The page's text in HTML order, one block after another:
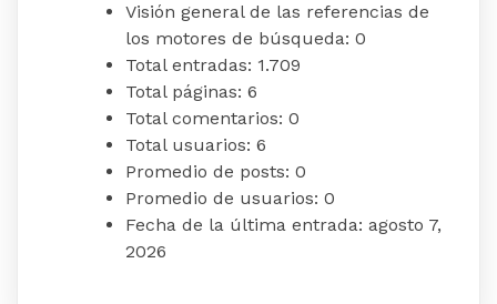
Visión general de las referencias de
los motores de búsqueda: 0
Total entradas: 1.709
Total páginas: 6
Total comentarios: 0
Total usuarios: 6
Promedio de posts: 0
Promedio de usuarios: 0
Fecha de la última entrada: agosto 7,
2026